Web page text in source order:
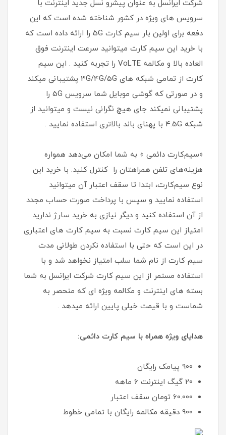
شرکت ایرانسل به عنوان پیشرو نسل جدید اینترنت با
سرویس های ویژه در کشور شناخته شده است که این
دفعه برای اولین بار سیم کارت 5G را ارائه داده است که
با خرید این سیم کارت میتوانید سرعت اینترنت فوق
العاده بالا و مکالمه VoLTE را تجربه کنید . این سیم
کارت از تمامی شبکه های 3G/4G/5G پشتیبانی میکند
و در صورتی که گوشی موبایل شما سرویس 5G را
پشتیبانی نمیکند جای هیچ نگرانی نیست و میتوانید از
شبکه 4.5G با پهنای باند بالاتری استفاده نمایید .
«سیم‌کارت دائمی » به شما امکان می‌دهد همواره
هزینه‌های تلفن همراهتان را کنترل کنید. با خرید این
نوع سیم‌کارت، ابتدا تا سقف اعتبار آن میتوانید
استفاده نمایید و سپس با پرداخت صورت حساب مجدد
از آن استفاده کنید و دیگر نیازی به خرید سارژ ندارید .
امتیاز این سیم کارت نسبت به سیم کارت های اعتباری
در این است که حتی با استفاده نکردن طولانی مدت
سیم کارت از نام شما سلب امتیاز نخواهد شد و با
استفاده مستمر از این سیم کارت شرکت ایرانسل به شما
بسته های اینترنت و مکالمه ویژه ای که منحصر به
شماست و با قیمت خیلی پایین ارائه میدهد .
هدایای ویژه همراه با سیم کارت دائمی:
900 پیامک رایگان
20 گیگ اینترنت 6 ماهه
60.000 تومان سقف اعتبار
900 دقیقه مکالمه رایگان با تمامی خطوط